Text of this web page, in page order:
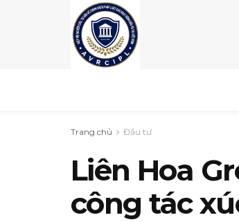
Trang chủ Đầu tư
Liên Hoa
công tác